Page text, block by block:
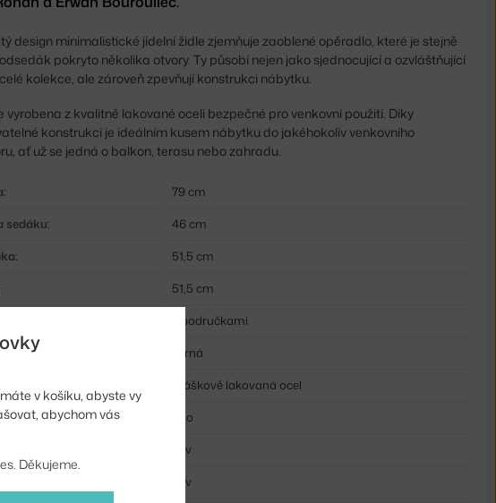
design minimalistické jídelní židle zjemňuje zaoblené opěradlo, které je stejně
pokryto několika otvory. Ty působí nejen jako sjednocující a ozvláštňující
kolekce, ale zároveň zpevňují konstrukci nábytku.
vyrobena z kvalitně lakované oceli bezpečné pro venkovní použití. Díky
konstrukci je ideálním kusem nábytku do jakéhokoliv venkovního
ať už se jedná o balkon, terasu nebo zahradu.
79 cm
sedáku:
46 cm
51,5 cm
51,5 cm
s područkami
černá
práškově lakovaná ocel
ano
kov
kov
v košíku, abyste vy
abychom vás
Děkujeme.